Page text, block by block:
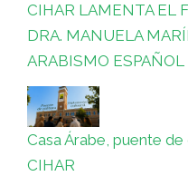
CIHAR LAMENTA EL
DRA. MANUELA
ARABISMO ESPAÑOL
Casa Árabe, puente
CIHAR